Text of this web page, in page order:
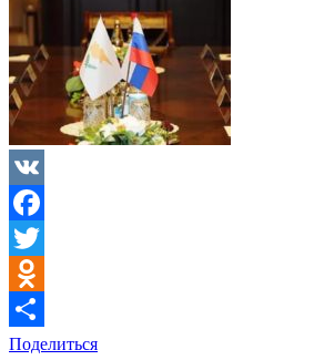
VK
Facebook
Twitter
Odnoklassniki
Поделиться